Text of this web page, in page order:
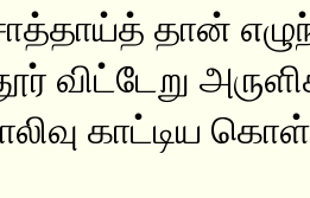
தான்
விட்டேறு
காட்டிய